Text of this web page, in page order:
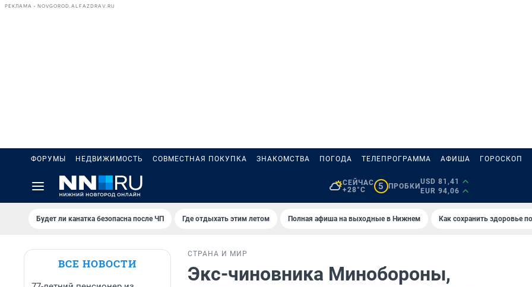
РЕКЛАМА • NOVGOROD.ALFAZDRAV.RU
ФОРУМЫ НЕДВИЖИМОСТЬ СОВМЕСТНАЯ ПОКУПКА ЗНАКОМСТВА ПОГОДА ТЕЛЕПРОГРАММА АФИША ГОРОСКОП
СЕЙЧАС
+28°C
5 ПРОБКИ
USD 81,41
EUR 94,06
Будет ли канатка безопасна после ЧП Где отдыхать этим летом Полная афиша на выходные в Нижнем Как сохранить здоровье
ВСЕ НОВОСТИ
СТРАНА И МИР
Экс-чиновника Минобороны,